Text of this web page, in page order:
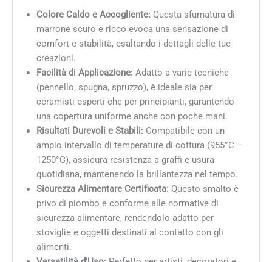
Colore Caldo e Accogliente: Questa sfumatura di
marrone scuro e ricco evoca una sensazione di
comfort e stabilità, esaltando i dettagli delle tue
creazioni.
Facilità di Applicazione: Adatto a varie tecniche
(pennello, spugna, spruzzo), è ideale sia per
ceramisti esperti che per principianti, garantendo
una copertura uniforme anche con poche mani.
Risultati Durevoli e Stabili: Compatibile con un
ampio intervallo di temperature di cottura (955°C –
1250°C), assicura resistenza a graffi e usura
quotidiana, mantenendo la brillantezza nel tempo.
Sicurezza Alimentare Certificata: Questo smalto è
privo di piombo e conforme alle normative di
sicurezza alimentare, rendendolo adatto per
stoviglie e oggetti destinati al contatto con gli
alimenti.